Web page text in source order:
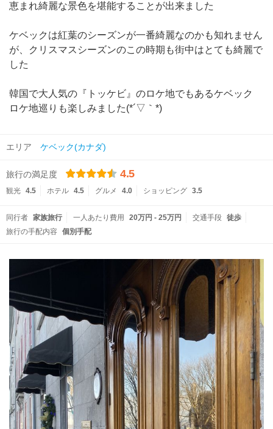
恵まれ綺麗な景色を堪能することが出来ました
ケベックは紅葉のシーズンが一番綺麗なのかも知れません
が、クリスマスシーズンのこの時期も街中はとても綺麗で
した
韓国で大人気の『トッケビ』のロケ地でもあるケベック
ロケ地巡りも楽しみました(*´▽｀*)
エリア ケベック(カナダ)
旅行の満足度 4.5
観光 4.5 ホテル 4.5 グルメ 4.0 ショッピング 3.5
同行者 家族旅行 一人あたり費用 20万円 - 25万円 交通手段 徒歩
旅行の手配内容
個別手配